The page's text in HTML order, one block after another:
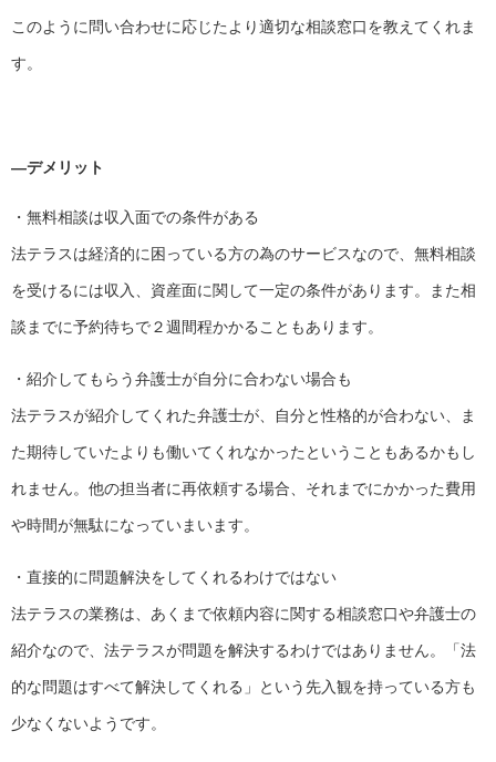
このように問い合わせに応じたより適切な相談窓口を教えてくれま
す。
―デメリット
・無料相談は収入面での条件がある
法テラスは経済的に困っている方の為のサービスなので、無料相談
を受けるには収入、資産面に関して一定の条件があります。また相
談までに予約待ちで２週間程かかることもあります。
・紹介してもらう弁護士が自分に合わない場合も
法テラスが紹介してくれた弁護士が、自分と性格的が合わない、ま
た期待していたよりも働いてくれなかったということもあるかもし
れません。他の担当者に再依頼する場合、それまでにかかった費用
や時間が無駄になっていまいます。
・直接的に問題解決をしてくれるわけではない
法テラスの業務は、あくまで依頼内容に関する相談窓口や弁護士の
紹介なので、法テラスが問題を解決するわけではありません。「法
的な問題はすべて解決してくれる」という先入観を持っている方も
少なくないようです。